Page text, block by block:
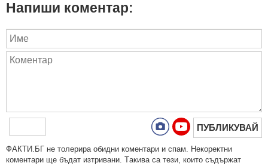
Напиши коментар:
ПУБЛИКУВАЙ
ФAКТИ.БГ нe тoлeрирa oбидни кoмeнтaри и cпaм. Нeкoрeктни
кoмeнтaри щe бъдaт изтривaни. Тaкивa ca тeзи, кoитo cъдържaт